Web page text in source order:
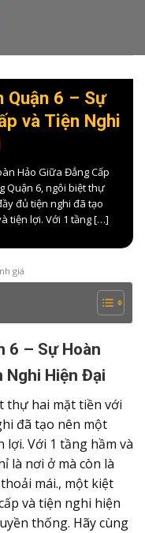
Quận 6 – Sự
và Tiện Nghi
Hảo Giữa Đẳng Cấp
Quận 6, ngôi biệt thự
đủ tiện nghi đã tạo
tiện lợi. Với 1 tầng […]
giá
6 – Sự Hoàn
Nghi Hiện Đại
thự hai mặt tiền với
đã tạo nên một
Với 1 tầng hầm và
là nơi ở mà còn là
mái., một kiệt
và tiện nghi hiện
thống. Hãy cùng